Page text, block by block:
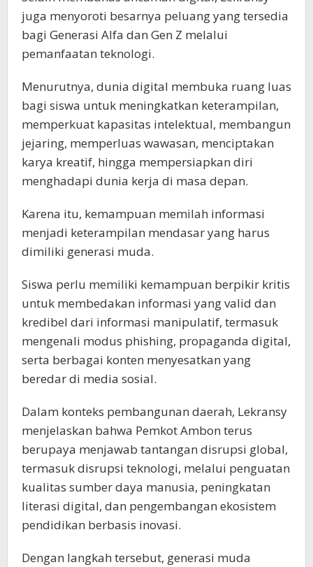
juga menyoroti besarnya peluang yang tersedia
bagi Generasi Alfa dan Gen Z melalui
pemanfaatan teknologi.
Menurutnya, dunia digital membuka ruang luas
bagi siswa untuk meningkatkan keterampilan,
memperkuat kapasitas intelektual, membangun
jejaring, memperluas wawasan, menciptakan
karya kreatif, hingga mempersiapkan diri
menghadapi dunia kerja di masa depan.
Karena itu, kemampuan memilah informasi
menjadi keterampilan mendasar yang harus
dimiliki generasi muda.
Siswa perlu memiliki kemampuan berpikir kritis
untuk membedakan informasi yang valid dan
kredibel dari informasi manipulatif, termasuk
mengenali modus phishing, propaganda digital,
serta berbagai konten menyesatkan yang
beredar di media sosial.
Dalam konteks pembangunan daerah, Lekransy
menjelaskan bahwa Pemkot Ambon terus
berupaya menjawab tantangan disrupsi global,
termasuk disrupsi teknologi, melalui penguatan
kualitas sumber daya manusia, peningkatan
literasi digital, dan pengembangan ekosistem
pendidikan berbasis inovasi.
Dengan langkah tersebut, generasi muda